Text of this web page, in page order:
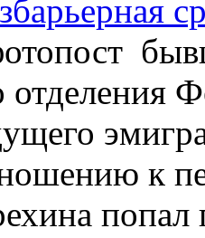
отделения
к